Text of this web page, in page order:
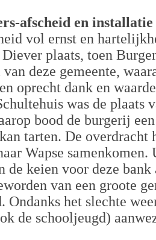
afscheid en
vol ernst en
plaats, toen
van deze gemeente,
oprecht dank en
was de plaats
bood de burgerij
tarten. De overdracht
Wapse
de keien voor deze
van een groote
Ondanks het slechte
de schooljeugd)